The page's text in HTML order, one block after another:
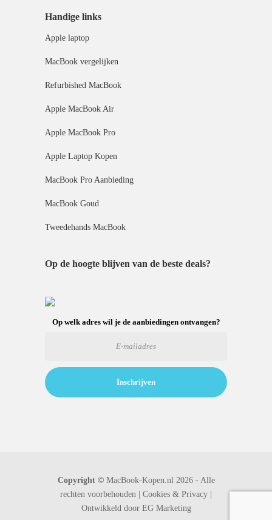
Handige links
Apple laptop
MacBook vergelijken
Refurbished MacBook
Apple MacBook Air
Apple MacBook Pro
Apple Laptop Kopen
MacBook Pro Aanbieding
MacBook Goud
Tweedehands MacBook
Op de hoogte blijven van de beste deals?
Op welk adres wil je de aanbiedingen ontvangen?
Copyright ©MacBook-Kopen.nl 2026 - Alle
rechten voorbehouden | Cookies & Privacy |
Ontwikkeld door EG Marketing